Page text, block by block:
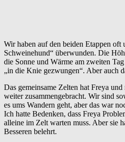
Wir haben auf den beiden Etappen oft
Schweinehund“ überwunden. Die
die Sonne und Wärme am zweiten
„in die Knie gezwungen“. Aber auch
Das gemeinsame Zelten hat Freya
weiter zusammengebracht. Wir sind
es ums Wandern geht, aber das war
Ich hatte Bedenken, dass Freya
alleine im Zelt warten muss. Aber sie
Besseren belehrt.